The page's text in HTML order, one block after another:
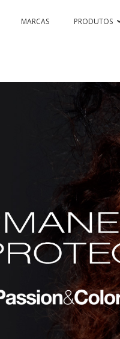
MARCAS PRODUTOS
PASSION & COLOR EKO